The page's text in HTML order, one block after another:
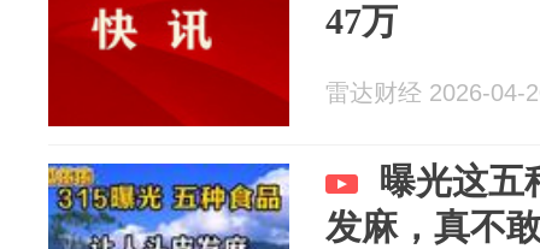
47万
雷达财经 2026-04-
曝光这五
发麻，真不